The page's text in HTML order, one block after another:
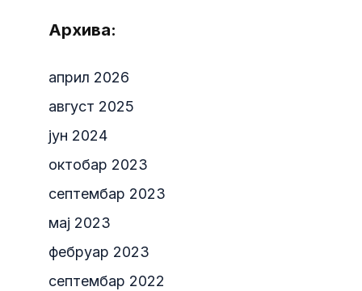
Архива:
април 2026
август 2025
јун 2024
октобар 2023
септембар 2023
мај 2023
фебруар 2023
септембар 2022